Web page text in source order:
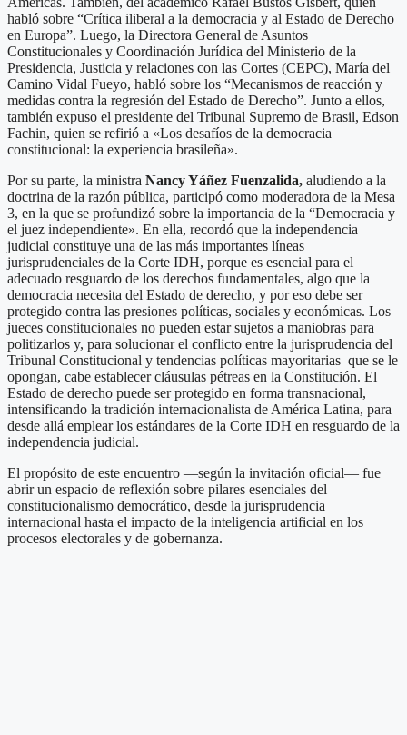
habló sobre “Crítica iliberal a la democracia y al Estado de Derecho
en Europa”. Luego, la Directora General de Asuntos
Constitucionales y Coordinación Jurídica del Ministerio de la
Presidencia, Justicia y relaciones con las Cortes (CEPC), María del
Camino Vidal Fueyo, habló sobre los “Mecanismos de reacción y
medidas contra la regresión del Estado de Derecho”. Junto a ellos,
también expuso el presidente del Tribunal Supremo de Brasil, Edson
Fachin, quien se refirió a «Los desafíos de la democracia
constitucional: la experiencia brasileña».
Por su parte, la ministra Nancy Yáñez Fuenzalida, aludiendo a la
doctrina de la razón pública, participó como moderadora de la Mesa
3, en la que se profundizó sobre la importancia de la “Democracia y
el juez independiente». En ella, recordó que la independencia
judicial constituye una de las más importantes líneas
jurisprudenciales de la Corte IDH, porque es esencial para el
adecuado resguardo de los derechos fundamentales, algo que la
democracia necesita del Estado de derecho, y por eso debe ser
protegido contra las presiones políticas, sociales y económicas. Los
jueces constitucionales no pueden estar sujetos a maniobras para
politizarlos y, para solucionar el conflicto entre la jurisprudencia del
Tribunal Constitucional y tendencias políticas mayoritarias que se le
opongan, cabe establecer cláusulas pétreas en la Constitución. El
Estado de derecho puede ser protegido en forma transnacional,
intensificando la tradición internacionalista de América Latina, para
desde allá emplear los estándares de la Corte IDH en resguardo de la
independencia judicial.
El propósito de este encuentro —según la invitación oficial— fue
abrir un espacio de reflexión sobre pilares esenciales del
constitucionalismo democrático, desde la jurisprudencia
internacional hasta el impacto de la inteligencia artificial en los
procesos electorales y de gobernanza.